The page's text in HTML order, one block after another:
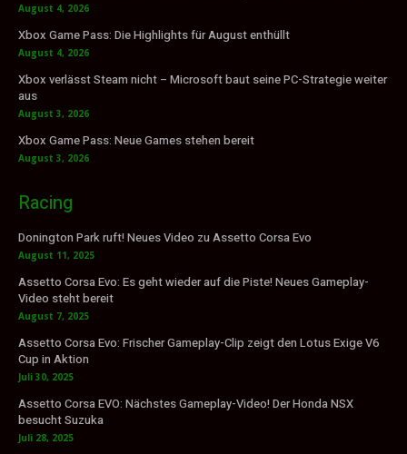
August 4, 2026
Xbox Game Pass: Die Highlights für August enthüllt
August 4, 2026
Xbox verlässt Steam nicht – Microsoft baut seine PC-Strategie weiter
aus
August 3, 2026
Xbox Game Pass: Neue Games stehen bereit
August 3, 2026
Racing
Donington Park ruft! Neues Video zu Assetto Corsa Evo
August 11, 2025
Assetto Corsa Evo: Es geht wieder auf die Piste! Neues Gameplay-
Video steht bereit
August 7, 2025
Assetto Corsa Evo: Frischer Gameplay-Clip zeigt den Lotus Exige V6
Cup in Aktion
Juli 30, 2025
Assetto Corsa EVO: Nächstes Gameplay-Video! Der Honda NSX
besucht Suzuka
Juli 28, 2025